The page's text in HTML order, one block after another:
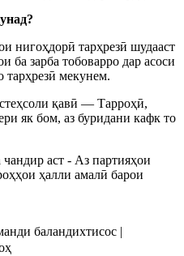
нигоҳдорӣ тарҳрезӣ шудааст
зарба тобоварро дар асоси
тарҳрезӣ мекунем.
қавӣ — Тарроҳӣ,
як бом, аз буридани кафк то
аст - Аз партияҳои
ҳалли амалӣ барои
баландихтисос |